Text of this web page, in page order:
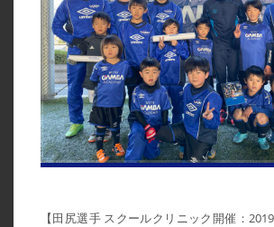
2024年10月
2024年8月
2024年4月
2024年3月
2024年2月
2024年1月
2023年6月
【田尻選手 スクールクリニック開催：